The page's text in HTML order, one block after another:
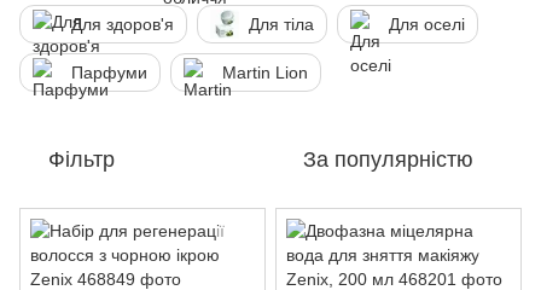
Для здоров'я Для тіла Для оселі
Парфуми Martin Lion
Фільтр За популярністю